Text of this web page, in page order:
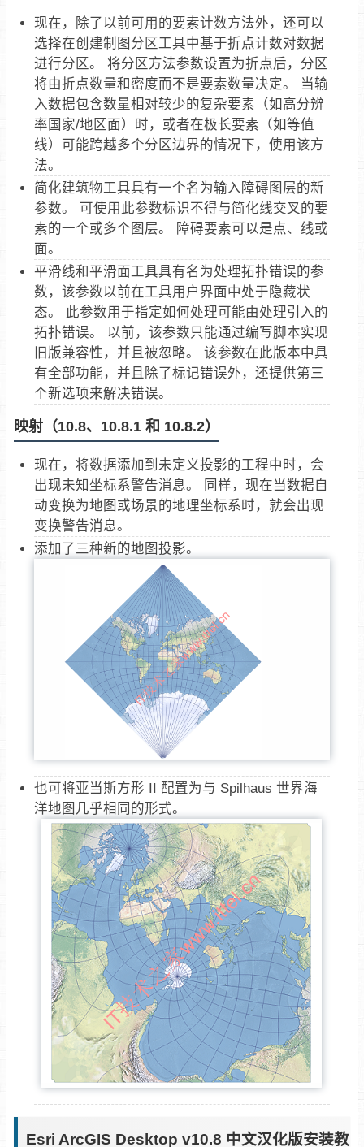
现在，除了以前可用的要素计数方法外，还可以
选择在创建制图分区工具中基于折点计数对数据
进行分区。 将分区方法参数设置为折点后，分区
将由折点数量和密度而不是要素数量决定。 当输
入数据包含数量相对较少的复杂要素（如高分辨
率国家/地区面）时，或者在极长要素（如等值
线）可能跨越多个分区边界的情况下，使用该方
法。
简化建筑物工具具有一个名为输入障碍图层的新
参数。 可使用此参数标识不得与简化线交叉的要
素的一个或多个图层。 障碍要素可以是点、线或
面。
平滑线和平滑面工具具有名为处理拓扑错误的参
数，该参数以前在工具用户界面中处于隐藏状
态。 此参数用于指定如何处理可能由处理引入的
拓扑错误。 以前，该参数只能通过编写脚本实现
旧版兼容性，并且被忽略。 该参数在此版本中具
有全部功能，并且除了标记错误外，还提供第三
个新选项来解决错误。
映射（10.8、10.8.1 和 10.8.2）
现在，将数据添加到未定义投影的工程中时，会
出现未知坐标系警告消息。 同样，现在当数据自
动变换为地图或场景的地理坐标系时，就会出现
变换警告消息。
添加了三种新的地图投影。
也可将亚当斯方形 II 配置为与 Spilhaus 世界海
洋地图几乎相同的形式。
Esri ArcGIS Desktop v10.8 中文汉化版安装教